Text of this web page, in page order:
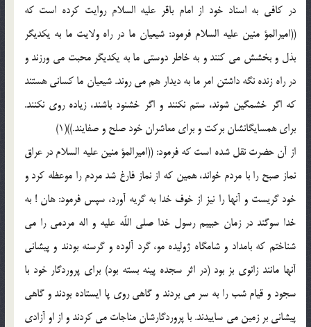
در كافى به اسناد خود از امام باقر عليه السلام روايت كرده است كه
((اميرالمؤ منين عليه السلام فرمود: شيعيان ما در راه ولايت ما به يكديگر
بذل و بخشش مى كنند و به خاطر دوستى ما به يكديگر محبت مى ورزند و
در راه زنده نگه داشتن امر ما به ديدار هم مى روند. شيعيان ما كسانى هستند
كه اگر خشمگين شوند، ستم نكنند و اگر خشنود باشند، زياده روى نكنند.
براى همسايگانشان بركت و براى معاشران خود صلح و صفايند.))(1)
از آن حضرت نقل شده است كه فرمود: ((اميرالمؤ منين عليه السلام در عراق
نماز صبح را با مردم خواند، همين كه از نماز فارغ شد مردم را موعظه كرد و
خود گريست و آنها را نيز از خوف خدا به گريه آورد، سپس فرمود: هان ! به
خدا سوگند در زمان حبيبم رسول خدا صلى اللّه عليه و اله مردمى را مى
شناختم كه بامداد و شامگاه ژوليده مو، گرد آلوده و گرسنه بودند و پيشانى
آنها مانند زانوى بز بود (در اثر سجده پينه بسته بود) براى پروردگار خود با
سجود و قيام شب را به سر مى بردند و گاهى روى پا ايستاده بودند و گاهى
پيشانى بر زمين مى ساييدند. با پروردگارشان مناجات مى كردند و از او آزادى